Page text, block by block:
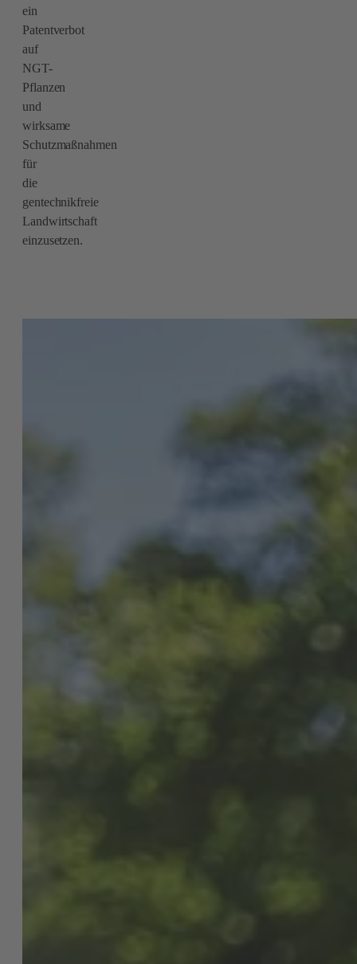
ein
Patentverbot
auf
NGT-
Pflanzen
und
wirksame
Schutzmaßnahmen
für
die
gentechnikfreie
Landwirtschaft
einzusetzen.